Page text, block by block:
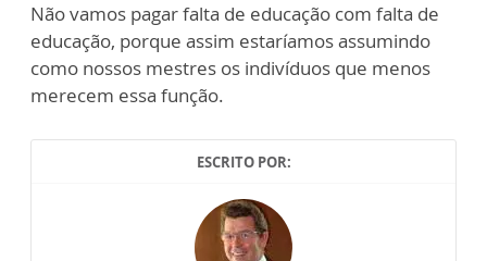
Não vamos pagar falta de educação com falta de
educação, porque assim estaríamos assumindo
como nossos mestres os indivíduos que menos
merecem essa função.
ESCRITO POR: